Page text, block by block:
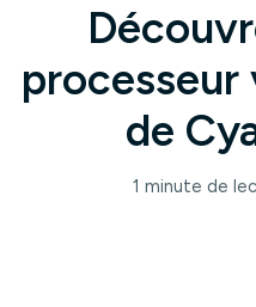
processeur
de
1 minute de